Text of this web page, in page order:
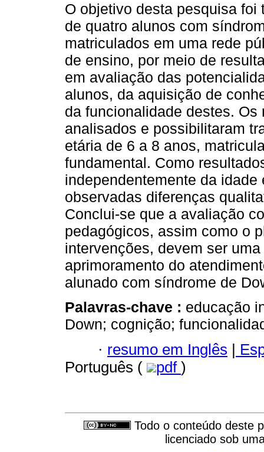
O objetivo desta pesquisa foi
de quatro alunos com
matriculados em uma rede
de ensino, por meio de
em avaliação das
alunos, da aquisição de
da funcionalidade destes.
analisados e possibilitaram
etária de 6 a 8 anos,
fundamental. Como
independentemente da
observadas diferenças
Conclui-se que a avaliação
pedagógicos, assim como o
intervenções, devem ser
aprimoramento do
alunado com síndrome de
Palavras-chave : educação
Down; cognição;
· resumo em Inglês |
Português (
pdf )
Todo o conteúdo deste
licenciado sob